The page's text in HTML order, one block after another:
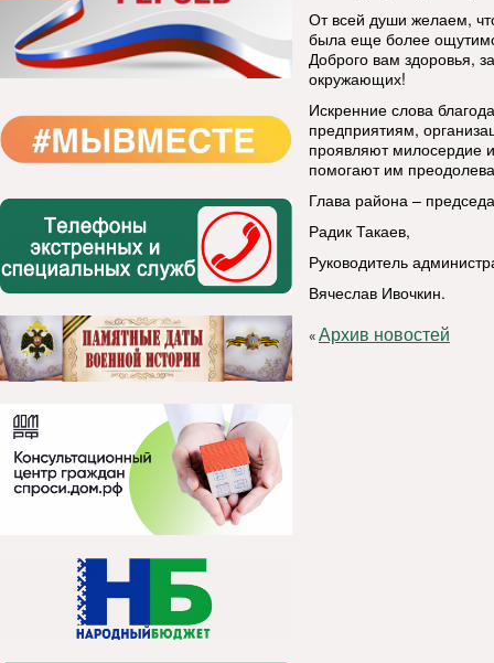
От всей души желаем,
была еще более
Доброго вам здоровья,
окружающих!
Искренние слова
предприятиям,
проявляют милосердие
помогают им
Глава района –
Радик Такаев,
Руководитель
Вячеслав Ивочкин.
«Архив новостей